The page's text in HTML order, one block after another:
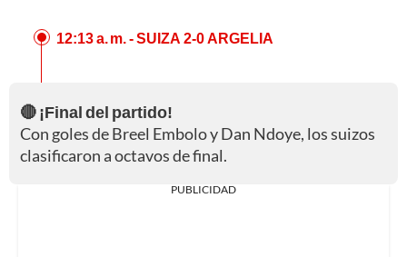
12:13 a. m. - SUIZA 2-0 ARGELIA
🔴 ¡Final del partido!
Con goles de Breel Embolo y Dan Ndoye, los suizos
clasificaron a octavos de final.
PUBLICIDAD